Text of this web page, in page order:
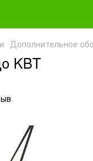
Дополнительное
KBT